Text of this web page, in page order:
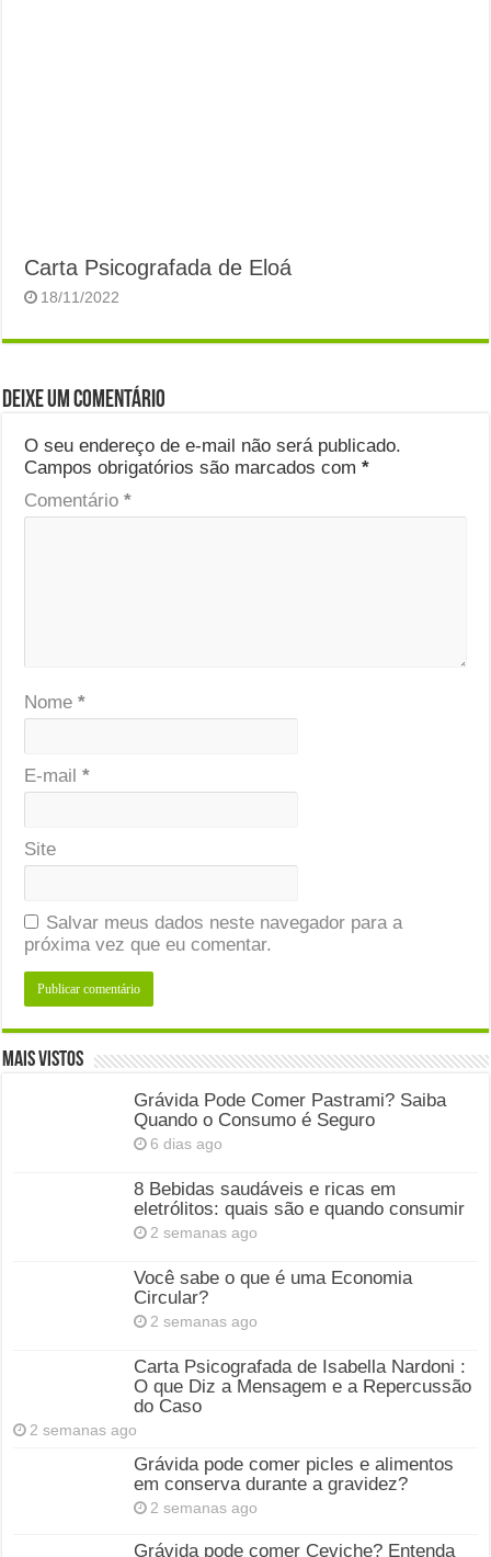
Carta Psicografada de Eloá
18/11/2022
Deixe um comentário
O seu endereço de e-mail não será publicado.
Campos obrigatórios são marcados com*
Comentário*
Nome*
E-mail*
Site
Salvar meus dados neste navegador para a
próxima vez que eu comentar.
Mais Vistos
Grávida Pode Comer Pastrami? Saiba
Quando o Consumo é Seguro
6 dias ago
8 Bebidas saudáveis e ricas em
eletrólitos: quais são e quando consumir
2 semanas ago
Você sabe o que é uma Economia
Circular?
2 semanas ago
Carta Psicografada de Isabella Nardoni :
O que Diz a Mensagem e a Repercussão
do Caso
2 semanas ago
Grávida pode comer picles e alimentos
em conserva durante a gravidez?
2 semanas ago
Grávida pode comer Ceviche? Entenda